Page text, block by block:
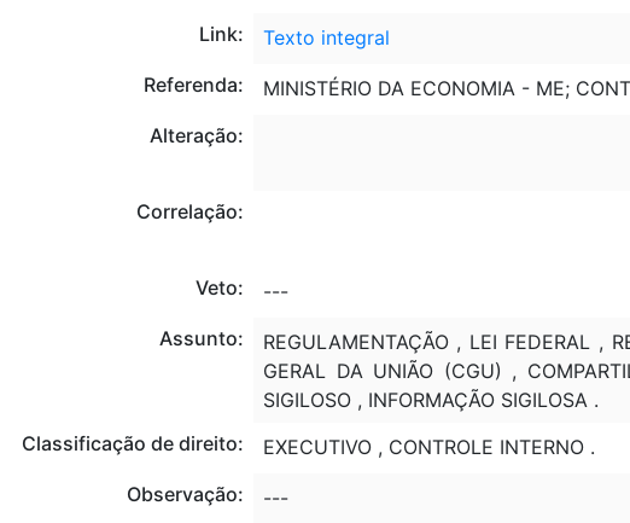
Link:
Texto integral
Referenda:
MINISTÉRIO DA ECONOMIA - ME;
Alteração:
Correlação:
Veto:
---
Assunto:
REGULAMENTAÇÃO , LEI FEDERAL ,
GERAL DA UNIÃO (CGU) ,
SIGILOSO , INFORMAÇÃO SIGILOSA .
Classificação de direito:
EXECUTIVO , CONTROLE INTERNO .
Observação:
---